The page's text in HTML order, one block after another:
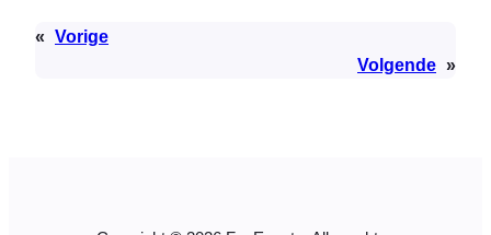
« Vorige
Volgende »